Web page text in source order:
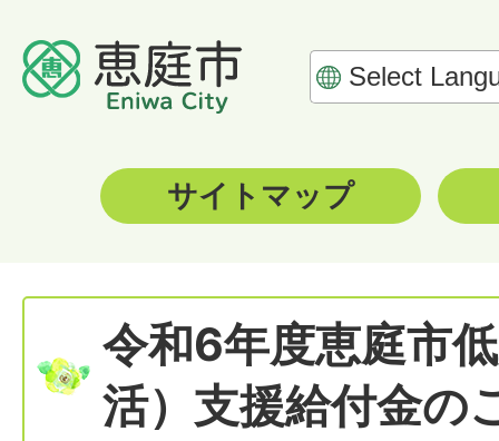
サイトマップ
令和6年度恵庭市
活）支援給付金の